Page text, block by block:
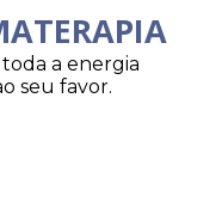
a energia
seu favor.